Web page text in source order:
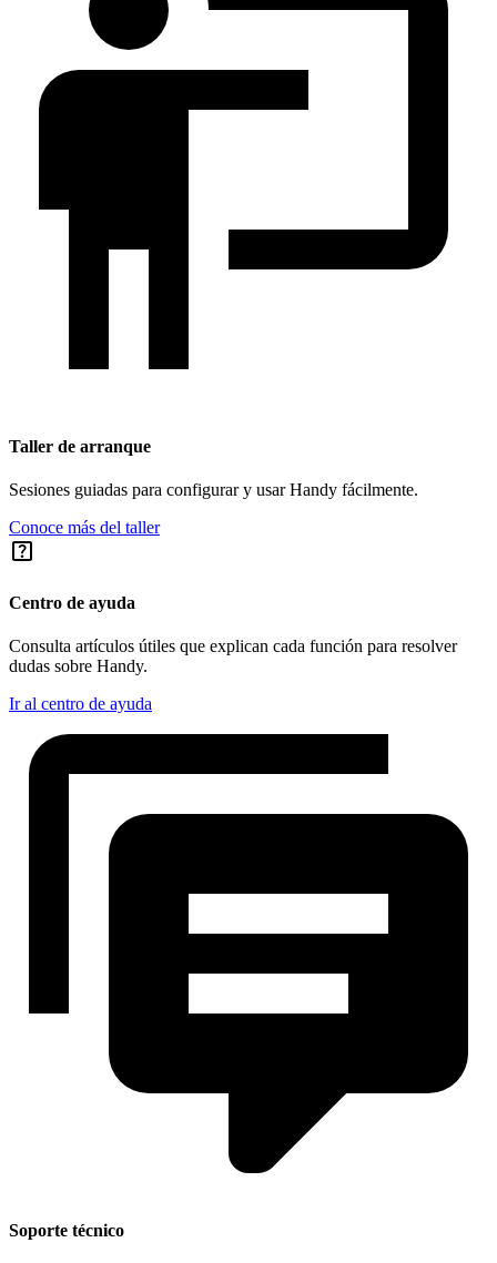
Taller de arranque
Sesiones guiadas para configurar y usar Handy fácilmente.
Conoce más del taller
help_center
Centro de ayuda
Consulta artículos útiles que explican cada función para resolver
dudas sobre Handy.
Ir al centro de ayuda
Soporte técnico